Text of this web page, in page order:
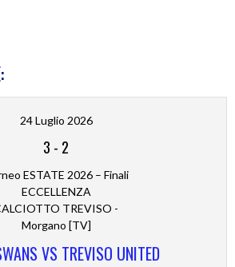
24 Luglio 2026
3 - 2
ESTATE 2026 – Finali
ECCELLENZA
TREVISO -
Morgano [TV]
VS TREVISO UNITED